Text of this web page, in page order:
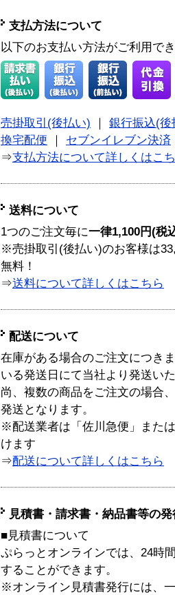
支払方法について
以下のお支払い方法がご利用で
売掛取引(後払い)
銀行振込(後
換宅配便
セブンイレブン決済
⇒支払方法について詳しくはこ
送料について
1つのご注文毎に一律1,100円(税
※売掛取引(後払い)のお客様は
無料！
⇒送料について詳しくはこちら
配送について
在庫がある場合のご注文につき
いる発送日にて当社より発送い
尚、複数の商品をご注文の場合
発送となります。
※配送業者は「佐川急便」また
けます
⇒配送について詳しくはこちら
見積書・請求書・納品書等の
■見積書について
ぷらっとオンラインでは、24時
することができます。
※オンライン見積書発行には、